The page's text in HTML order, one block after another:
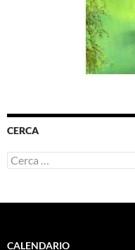
CERCA
Ricerca
per:
CALENDARIO